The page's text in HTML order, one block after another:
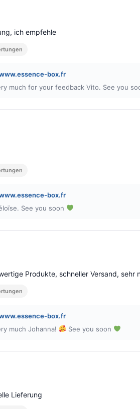
ich empfehle
box.fr
much for your feedback Vito. See you
box.fr
See you soon
Produkte, schneller Versand,
box.fr
much Johanna! See you soon
Lieferung